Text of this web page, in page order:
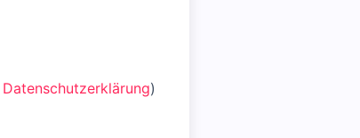
Datenschutzerklärung)